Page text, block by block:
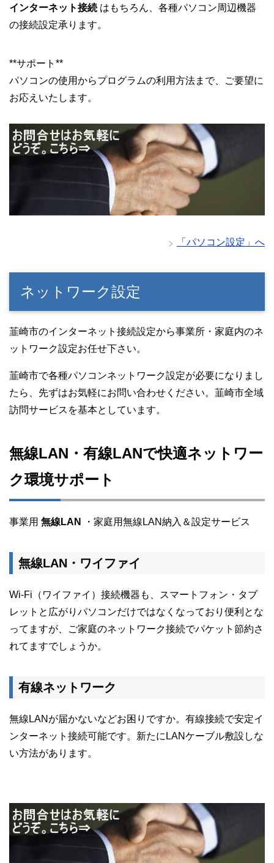
インターネット接続 はもちろん、各種パソコン周辺機器
の接続設定承ります。
**サポート**
パソコンの使用からプログラムの利用方法まで、ご要望に
お応えいたします。
「パソコン設定」へ
ネットワーク設定
韮崎市のインターネット接続設定から事業所・家庭内のネ
ットワーク設定お任せ下さい。
韮崎市で各種パソコンネットワーク設定が必要になりまし
たら、先ずはお気軽にお問い合わせください。韮崎市全域
訪問サービスを基本としています。
無線LAN・有線LANで快適ネットワー
ク環境サポート
事業用 無線LAN ・家庭用無線LAN納入＆設定サービス
無線LAN・ワイファイ
Wi-Fi（ワイファイ）接続機器も、スマートフォン・タブ
レットと広がりパソコンだけではなくなっており便利とな
ってますが、ご家庭のネットワーク接続でパケット節約さ
れてますでしょうか。
有線ネットワーク
無線LANが届かないなどお困りですか。有線接続で安定イ
ンターネット接続可能です。新たにLANケーブル敷設しな
い方法があります。